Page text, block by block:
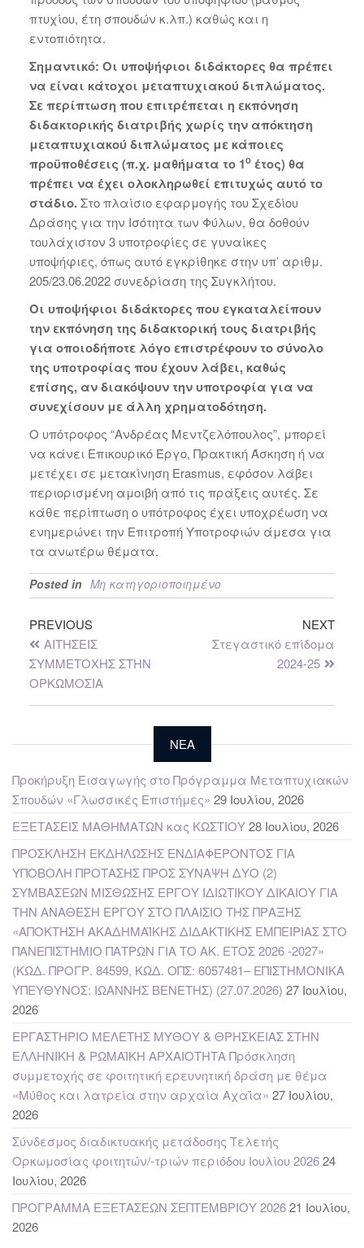
πτυχίου, έτη σπουδών κ.λπ.) καθώς και η
εντοπιότητα.
Σημαντικό: Οι υποψήφιοι διδάκτορες θα πρέπει
να είναι κάτοχοι μεταπτυχιακού διπλώματος.
Σε περίπτωση που επιτρέπεται η εκπόνηση
διδακτορικής διατριβής χωρίς την απόκτηση
μεταπτυχιακού διπλώματος με κάποιες
προϋποθέσεις (π.χ. μαθήματα το 1οέτος) θα
πρέπει να έχει ολοκληρωθεί επιτυχώς αυτό το
στάδιο.Στο πλαίσιο εφαρμογής του Σχεδίου
Δράσης για την Ισότητα των Φύλων, θα δοθούν
τουλάχιστον 3 υποτροφίες σε γυναίκες
υποψήφιες, όπως αυτό εγκρίθηκε στην υπ’ αριθμ.
205/23.06.2022 συνεδρίαση της Συγκλήτου.
Οι υποψήφιοι διδάκτορες που εγκαταλείπουν
την εκπόνηση της διδακτορική τους διατριβής
για οποιοδήποτε λόγο επιστρέφουν το σύνολο
της υποτροφίας που έχουν λάβει, καθώς
επίσης, αν διακόψουν την υποτροφία για να
συνεχίσουν με άλλη χρηματοδότηση.
Ο υπότροφος “Ανδρέας Μεντζελόπουλος”, μπορεί
να κάνει Επικουρικό Έργο, Πρακτική Άσκηση ή να
μετέχει σε μετακίνηση Erasmus, εφόσον λάβει
περιορισμένη αμοιβή από τις πράξεις αυτές. Σε
κάθε περίπτωση ο υπότροφος έχει υποχρέωση να
ενημερώνει την Επιτροπή Υποτροφιών άμεσα για
τα ανωτέρω θέματα.
Posted in Μη κατηγοριοποιημένο
PREVIOUS
ΑΙΤΗΣΕΙΣ
ΣΥΜΜΕΤΟΧΗΣ ΣΤΗΝ
ΟΡΚΩΜΟΣΙΑ
NEXT
Στεγαστικό επίδομα
2024-25
NEA
Προκήρυξη Εισαγωγής στο Πρόγραμμα Μεταπτυχιακών
Σπουδών «Γλωσσικές Επιστήμες» 29 Ιουλίου, 2026
ΕΞΕΤΑΣΕΙΣ ΜΑΘΗΜΑΤΩΝ κας ΚΩΣΤΙΟΥ28 Ιουλίου, 2026
ΠΡΟΣΚΛΗΣΗ ΕΚΔΗΛΩΣΗΣ ΕΝΔΙΑΦΕΡΟΝΤΟΣ ΓΙΑ
ΥΠΟΒΟΛΗ ΠΡΟΤΑΣΗΣ ΠΡΟΣ ΣΥΝΑΨΗ ΔΥΟ (2)
ΣΥΜΒΑΣΕΩΝ ΜΙΣΘΩΣΗΣ ΕΡΓΟΥ ΙΔΙΩΤΙΚΟΥ ΔΙΚΑΙΟΥ ΓΙΑ
ΤΗΝ ΑΝΑΘΕΣΗ ΕΡΓΟΥ ΣΤΟ ΠΛΑΙΣΙΟ ΤΗΣ ΠΡΑΞΗΣ
«ΑΠΟΚΤΗΣΗ ΑΚΑΔΗΜΑΪΚΗΣ ΔΙΔΑΚΤΙΚΗΣ ΕΜΠΕΙΡΙΑΣ ΣΤΟ
ΠΑΝΕΠΙΣΤΗΜΙΟ ΠΑΤΡΩΝ ΓΙΑ ΤΟ ΑΚ. ΕΤΟΣ 2026 -2027»
(ΚΩΔ. ΠΡΟΓΡ. 84599, ΚΩΔ. ΟΠΣ: 6057481– ΕΠΙΣΤΗΜΟΝΙΚΑ
ΥΠΕΥΘΥΝΟΣ: ΙΩΑΝΝΗΣ ΒΕΝΕΤΗΣ) (27.07.2026) 27 Ιουλίου,
2026
ΕΡΓΑΣΤΗΡΙΟ ΜΕΛΕΤΗΣ ΜΥΘΟΥ & ΘΡΗΣΚΕΙΑΣ ΣΤΗΝ
ΕΛΛΗΝΙΚΗ & ΡΩΜΑΪΚΗ ΑΡΧΑΙΟΤΗΤΑ Πρόσκληση
συμμετοχής σε φοιτητική ερευνητική δράση με θέμα
«Μύθος και λατρεία στην αρχαία Αχαΐα» 27 Ιουλίου,
2026
Σύνδεσμος διαδικτυακής μετάδοσης Τελετής
Ορκωμοσίας φοιτητών/-τριών περιόδου Ιουλίου 202624
Ιουλίου, 2026
ΠΡΟΓΡΑΜΜΑ ΕΞΕΤΑΣΕΩΝ ΣΕΠΤΕΜΒΡΙΟΥ 202621 Ιουλίου,
2026